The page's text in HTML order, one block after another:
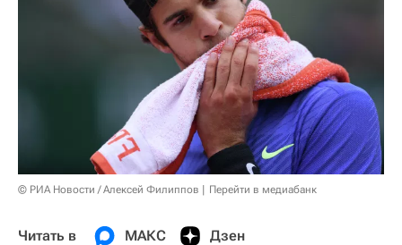
© РИА Новости / Алексей Филиппов Перейти в медиабанк
Читать в МАКС Дзен